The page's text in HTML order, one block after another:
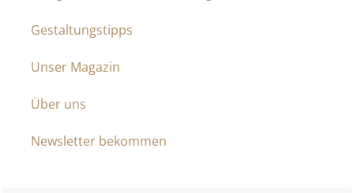
Gestaltungstipps
Unser Magazin
Über uns
Newsletter bekommen